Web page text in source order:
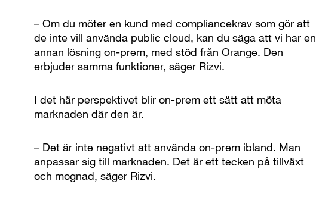
– Om du möter en kund med compliancekrav som gör att
de inte vill använda public cloud, kan du säga att vi har en
annan lösning on-prem, med stöd från Orange. Den
erbjuder samma funktioner, säger Rizvi.
I det här perspektivet blir on-prem ett sätt att möta
marknaden där den är.
– Det är inte negativt att använda on-prem ibland. Man
anpassar sig till marknaden. Det är ett tecken på tillväxt
och mognad, säger Rizvi.